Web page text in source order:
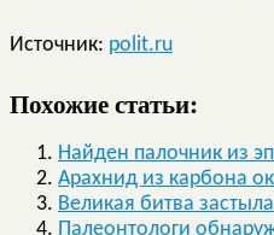
Источник: polit.ru
Похожие статьи:
Найден палочник из
Арахнид из карбона
Великая битва
Палеонтологи